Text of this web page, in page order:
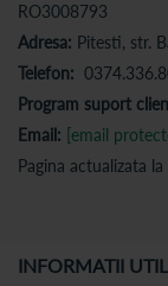
RO3008793
Adresa: Pitesti, str.
Telefon:
Program suport
Email: [email
Pagina actualizata
INFORMATII